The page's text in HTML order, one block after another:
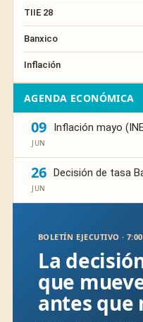
TIIE 28
Banxico
Inflación
AGENDA ECONÓMICA
09
JUN
Inflación mayo
26
JUN
Decisión de tasa
BOLETÍN EJECUTIVO ·
La
que
antes que